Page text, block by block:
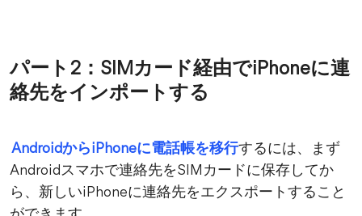
パート2：SIMカード経由でiPhoneに連
絡先をインポートする
AndroidからiPhoneに電話帳を移行するには、まず
Androidスマホで連絡先をSIMカードに保存してか
ら、新しいiPhoneに連絡先をエクスポートすること